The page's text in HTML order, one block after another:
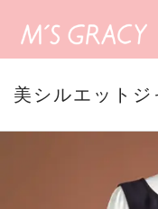
美シルエットジ